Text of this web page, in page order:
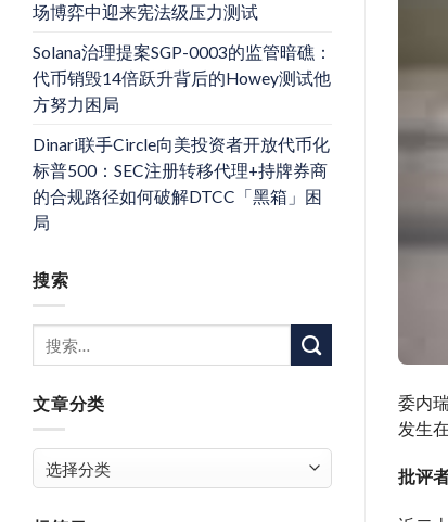
场博弈中迎来宪法级压力测试
Solana治理提案SGP-0003的监管暗礁：
代币销毁14倍跃升背后的Howey测试他
方努力困局
Dinari联手Circle向美投资者开放代币化
标普500：SEC注册转移代理+持牌券商
的合规路径如何破解DTCC「黑箱」困
局
搜索
文章分类
章
委内
发生
批评